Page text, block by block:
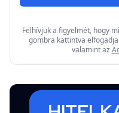
Felhívjuk a figyelmét, hogy
gombra kattintva elfogadja
valamint az